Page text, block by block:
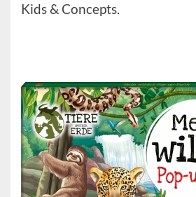
Kids & Concepts.